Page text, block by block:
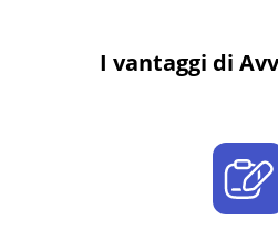
I vantaggi di